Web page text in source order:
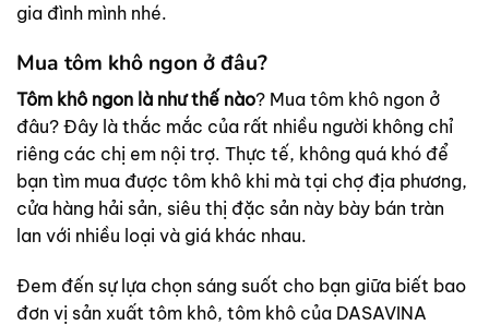
gia đình mình nhé.
Mua tôm khô ngon ở đâu?
Tôm khô ngon là như thế nào? Mua tôm khô ngon ở
đâu? Đây là thắc mắc của rất nhiều người không chỉ
riêng các chị em nội trợ. Thực tế, không quá khó để
bạn tìm mua được tôm khô khi mà tại chợ địa phương,
cửa hàng hải sản, siêu thị đặc sản này bày bán tràn
lan với nhiều loại và giá khác nhau.
Đem đến sự lựa chọn sáng suốt cho bạn giữa biết bao
đơn vị sản xuất tôm khô, tôm khô của DASAVINA